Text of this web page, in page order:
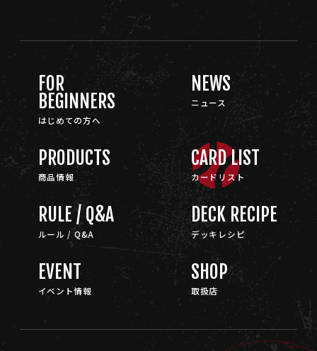
FOR
BEGINNERS
はじめての方へ
NEWS
ニュース
PRODUCTS
商品情報
CARD LIST
カードリスト
RULE / Q&A
ルール / Q&A
DECK RECIPE
デッキレシピ
EVENT
イベント情報
SHOP
取扱店